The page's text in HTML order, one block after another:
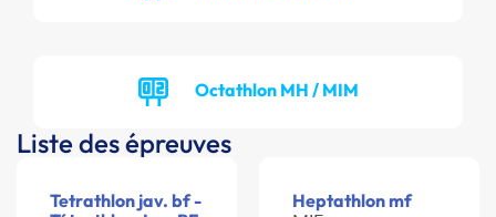
Octathlon MH / MIM
Liste des épreuves
Tetrathlon jav. bf -
Heptathlon mf